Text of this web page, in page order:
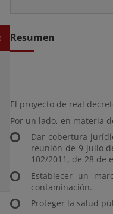
Resumen
El proyecto de real
Por un lado, en materia
Dar cobertura
reunión de 9 julio
102/2011, de 28 de
Establecer un
contaminación.
Proteger la salud